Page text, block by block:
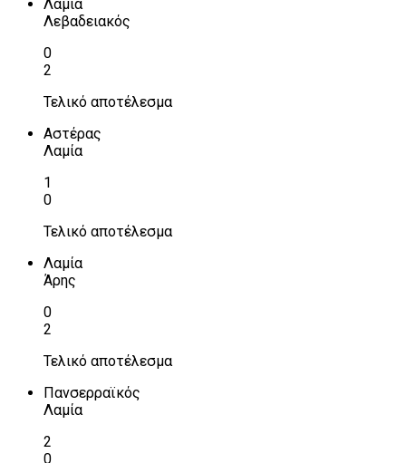
Λαμία
Λεβαδειακός
0
2
Τελικό αποτέλεσμα
Αστέρας
Λαμία
1
0
Τελικό αποτέλεσμα
Λαμία
Άρης
0
2
Τελικό αποτέλεσμα
Πανσερραϊκός
Λαμία
2
0